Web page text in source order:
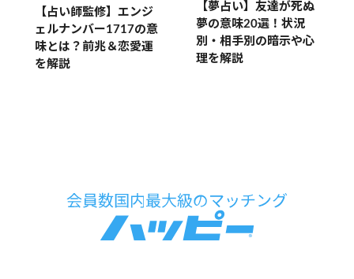
【占い師監修】エンジ
ェルナンバー1717の意
味とは？前兆＆恋愛運
を解説
【夢占い】友達が死ぬ
夢の意味20選！状況
別・相手別の暗示や心
理を解説